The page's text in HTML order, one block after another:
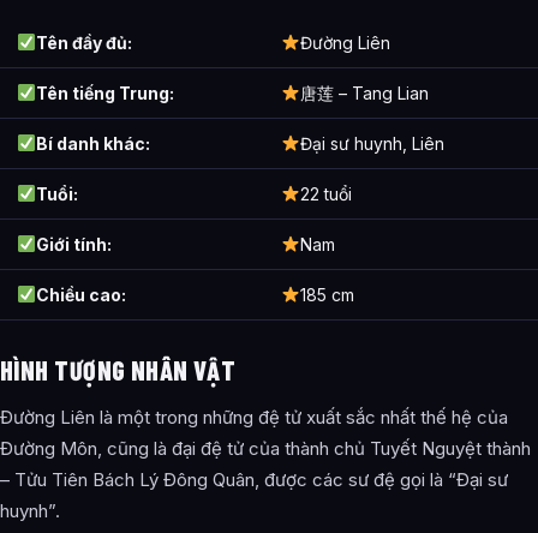
Tên đầy đủ: Đường Liên
Tên tiếng Trung: 唐莲 – Tang Lian
Bí danh khác: Đại sư huynh, Liên
Tuổi: 22 tuổi
Giới tính: Nam
Chiều cao: 185 cm
HÌNH TƯỢNG NHÂN VẬT
Đường Liên là một trong những đệ tử xuất sắc nhất thế hệ của
Đường Môn, cũng là đại đệ tử của thành chủ Tuyết Nguyệt thành
– Tửu Tiên Bách Lý Đông Quân, được các sư đệ gọi là “Đại sư
huynh”.